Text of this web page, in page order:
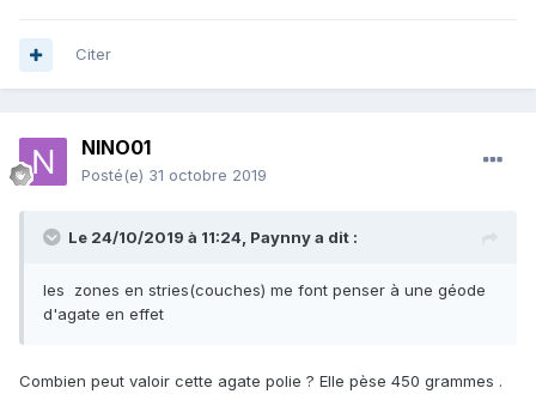
Citer
NINO01
Posté(e) 31 octobre 2019
Le 24/10/2019 à 11:24, Paynnya dit :
les zones en stries(couches) me font penser à une géode
d'agate en effet
Combien peut valoir cette agate polie ? Elle pèse 450 grammes .